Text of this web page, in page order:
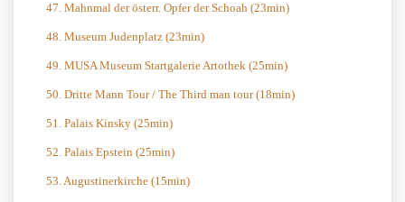
47. Mahnmal der österr. Opfer der Schoah (23min)
48. Museum Judenplatz (23min)
49. MUSA Museum Startgalerie Artothek (25min)
50. Dritte Mann Tour / The Third man tour (18min)
51. Palais Kinsky (25min)
52. Palais Epstein (25min)
53. Augustinerkirche (15min)